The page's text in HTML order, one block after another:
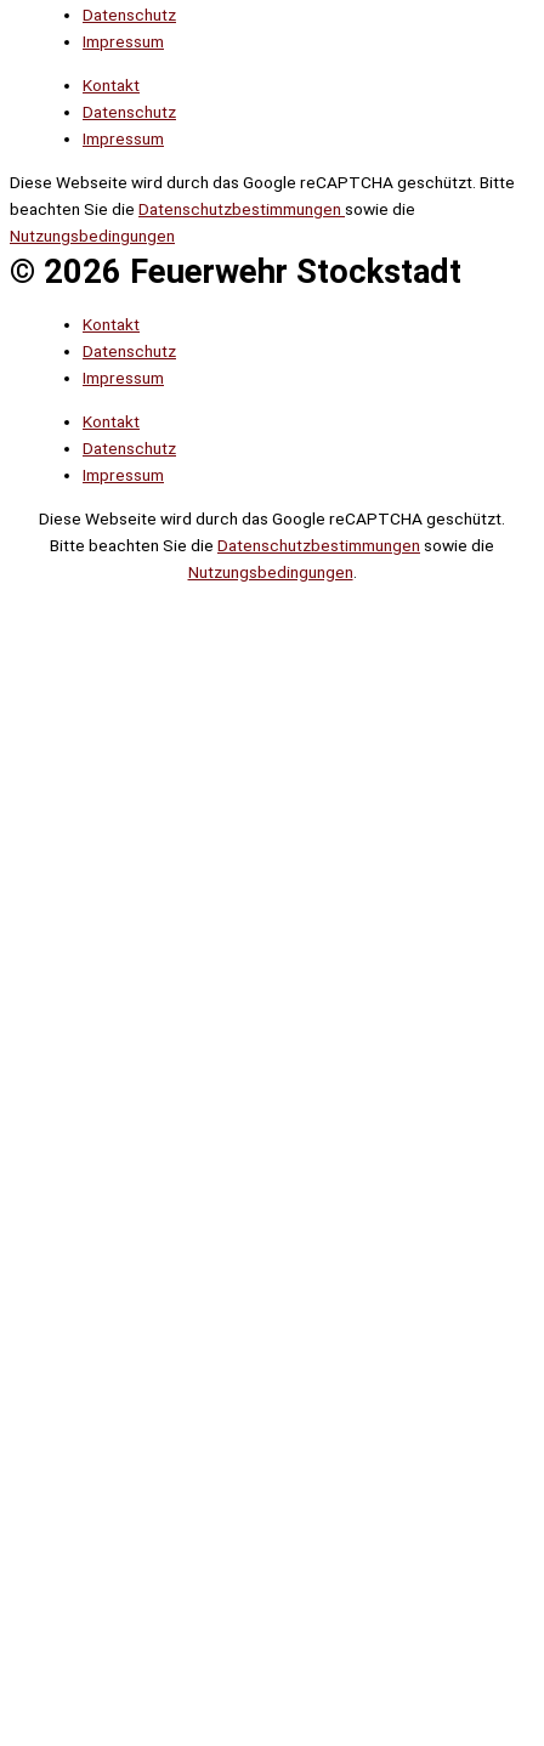
Datenschutz
Impressum
Kontakt
Datenschutz
Impressum
Diese Webseite wird durch das Google reCAPTCHA geschützt. Bitte
beachten Sie die Datenschutzbestimmungen sowie die
Nutzungsbedingungen
© 2026 Feuerwehr Stockstadt
Kontakt
Datenschutz
Impressum
Kontakt
Datenschutz
Impressum
Diese Webseite wird durch das Google reCAPTCHA geschützt.
Bitte beachten Sie die Datenschutzbestimmungen sowie die
Nutzungsbedingungen